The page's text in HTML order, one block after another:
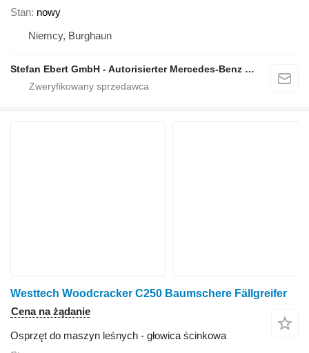
Stan nowy
Niemcy, Burghaun
Stefan Ebert GmbH - Autorisierter Mercedes-Benz Servicepartner
Westtech Woodcracker C250 Baumschere Fällgreifer
Cena na żądanie
Osprzęt do maszyn leśnych - głowica ścinkowa